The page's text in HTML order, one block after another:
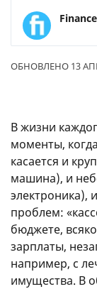
ОБНОВЛЕНО 13
В жизни
моменты,
касается и
машина), и
проблем:
бюджете,
зарплаты,
например, с
имущества. В